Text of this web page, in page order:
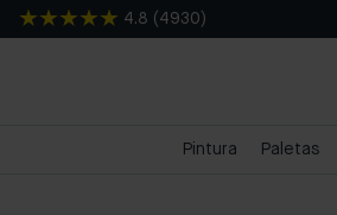
4.8 ( 4930 )
Pintura Paletas